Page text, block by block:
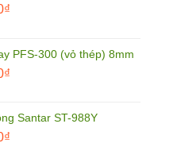
₫Giá
là:
2.790.000₫.
PFS-300 (vỏ thép) 8mm
₫Giá
là:
1.800.000₫.
Santar ST-988Y
₫Giá